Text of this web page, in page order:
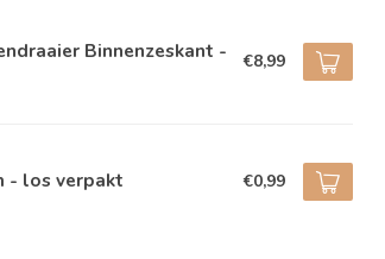
Binnenzeskant - €8,99
- los verpakt €0,99